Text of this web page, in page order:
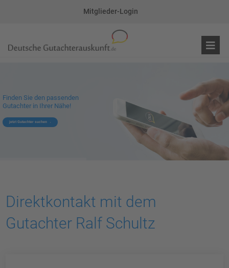
Mitglieder-Login
Finden Sie den passenden
Gutachter in Ihrer Nähe!
jetzt Gutachter suchen
Direktkontakt mit dem
Gutachter Ralf Schultz